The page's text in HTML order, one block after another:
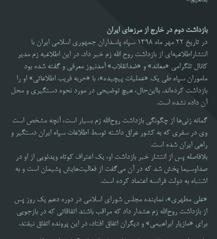
بازداشت دوم در خارج از مرزهای ایران
در تاریخ 22 مهر ماه 1398 سپاه پاسداران جمهوری اسلامی ایران با
انتشاراطلاعیه‌ای از بازداشت روح الله زم خبر داد. در این اطلاعیه زم مدیر
کانال تلگرامی «معاند» و «ضدانقلاب» آمدنیوز معرفی و گفته شده بود
ماموران سپاه طی یک «عملیات پیچیده»، با «حربه فریب اطلاعاتی» او را
بازداشت کرده‌اند. بااین‌حال، هیچ توضیحی در مورد نحوه دستگیری و محل
آن داده نشده است.
گمانه زنی‌ها از چگونگی بازداشت روح‌الله زم بسیار است، آنچه مشخص است
وی در سفری که به کشور عراق داشته توسط اطلاعات سپاه ایران دستگیر و
راهی ایران شده است.
بلافاصله پس از انتشار خبر بازداشت او، یک اعتراف کوتاه ویدئویی از او در
صداوسیما پخش شد که در آن می‌گفت از فعالیت‌هایش پشیمان است و به
اشتباه به دولت فرانسه اعتماد کرده است.
«علی مطهری»، نماینده مجلس شورای اسلامی در دوره دهم یک روز پس
از بازداشت روح‌الله زم هشدار داد که مراقب باشند اتفاقاتی که در بازجویی
برای «مازیار ابراهیمی» و دیگران اتفاق افتاد، در این پرونده اتفاق نیفتد.